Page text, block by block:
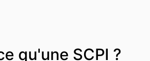
qu'une SCPI ?